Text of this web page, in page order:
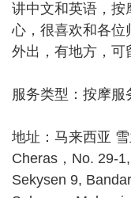
讲中文和英语，按
心，很喜欢和各位
外出，有地方，可
服务类型：按摩服
地址：马来西亚
Cheras，No. 29-
Sekysen 9,